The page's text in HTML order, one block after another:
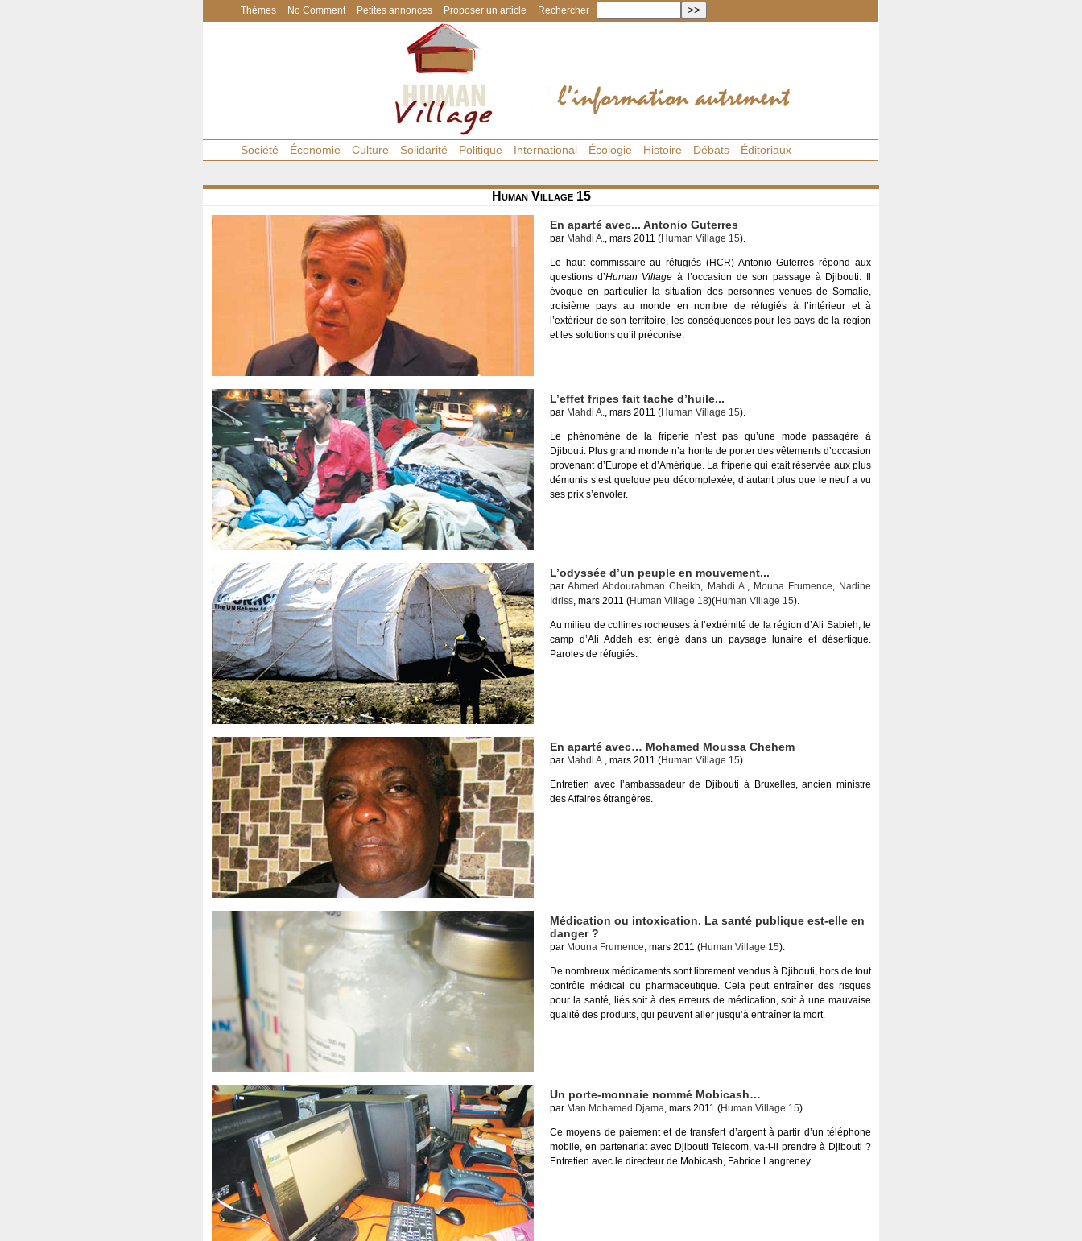
Thèmes No Comment Petites annonces Proposer un article Rechercher :
Société Économie Culture Solidarité Politique International Écologie Histoire Débats Éditoriaux
Human Village 15
En aparté avec... Antonio Guterres
par Mahdi A., mars 2011 (Human Village 15).
Le haut commissaire au réfugiés (HCR) Antonio Guterres répond aux
questions d’Human Village à l’occasion de son passage à Djibouti. Il
évoque en particulier la situation des personnes venues de Somalie,
troisième pays au monde en nombre de réfugiés à l’intérieur et à
l’extérieur de son territoire, les conséquences pour les pays de la région
et les solutions qu’il préconise.
L’effet fripes fait tache d’huile...
par Mahdi A., mars 2011 (Human Village 15).
Le phénomène de la friperie n’est pas qu’une mode passagère à
Djibouti. Plus grand monde n’a honte de porter des vêtements d’occasion
provenant d’Europe et d’Amérique. La friperie qui était réservée aux plus
démunis s’est quelque peu décomplexée, d’autant plus que le neuf a vu
ses prix s’envoler.
L’odyssée d’un peuple en mouvement...
parAhmed Abdourahman Cheikh, Mahdi A., Mouna Frumence, Nadine
Idriss, mars 2011 (Human Village 18)(Human Village 15).
Au milieu de collines rocheuses à l’extrémité de la région d’Ali Sabieh, le
camp d’Ali Addeh est érigé dans un paysage lunaire et désertique.
Paroles de réfugiés.
En aparté avec… Mohamed Moussa Chehem
par Mahdi A., mars 2011 (Human Village 15).
Entretien avec l’ambassadeur de Djibouti à Bruxelles, ancien ministre
des Affaires étrangères.
Médication ou intoxication. La santé publique est-elle en
danger ?
par Mouna Frumence, mars 2011 (Human Village 15).
De nombreux médicaments sont librement vendus à Djibouti, hors de tout
contrôle médical ou pharmaceutique. Cela peut entraîner des risques
pour la santé, liés soit à des erreurs de médication, soit à une mauvaise
qualité des produits, qui peuvent aller jusqu’à entraîner la mort.
Un porte-monnaie nommé Mobicash…
par Man Mohamed Djama, mars 2011 (Human Village 15).
Ce moyens de paiement et de transfert d’argent à partir d’un téléphone
mobile, en partenariat avec Djibouti Telecom, va-t-il prendre à Djibouti ?
Entretien avec le directeur de Mobicash, Fabrice Langreney.